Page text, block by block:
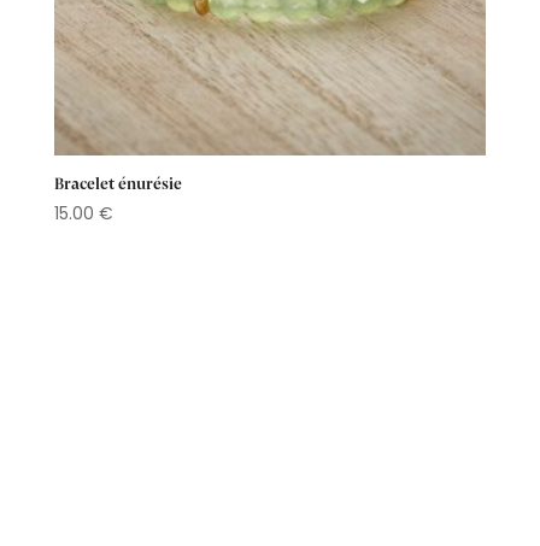
Bracelet énurésie
15.00 €